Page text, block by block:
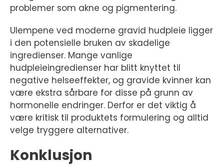
problemer som akne og pigmentering.
Ulempene ved moderne gravid hudpleie ligger
i den potensielle bruken av skadelige
ingredienser. Mange vanlige
hudpleieingredienser har blitt knyttet til
negative helseeffekter, og gravide kvinner kan
være ekstra sårbare for disse på grunn av
hormonelle endringer. Derfor er det viktig å
være kritisk til produktets formulering og alltid
velge tryggere alternativer.
Konklusjon